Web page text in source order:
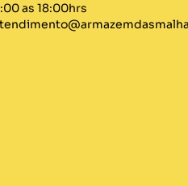
as 18:00hrs